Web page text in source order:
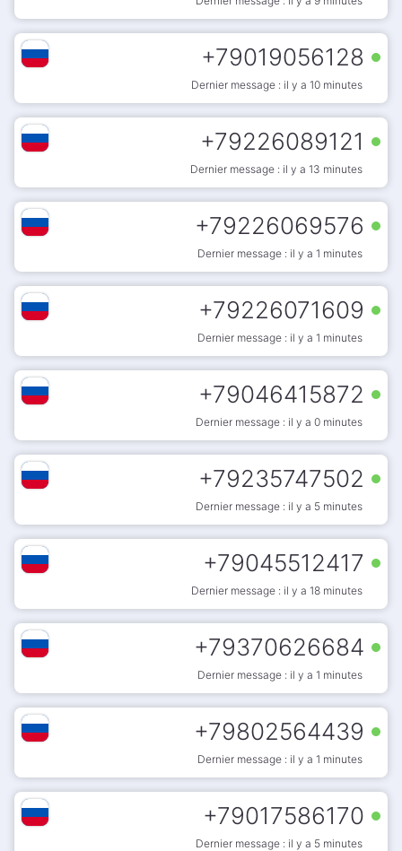
+79019056128
Dernier message : il y a 10 minutes
+79226089121
Dernier message : il y a 13 minutes
+79226069576
Dernier message : il y a 1 minutes
+79226071609
Dernier message : il y a 1 minutes
+79046415872
Dernier message : il y a 0 minutes
+79235747502
Dernier message : il y a 5 minutes
+79045512417
Dernier message : il y a 18 minutes
+79370626684
Dernier message : il y a 1 minutes
+79802564439
Dernier message : il y a 1 minutes
+79017586170
Dernier message : il y a 5 minutes